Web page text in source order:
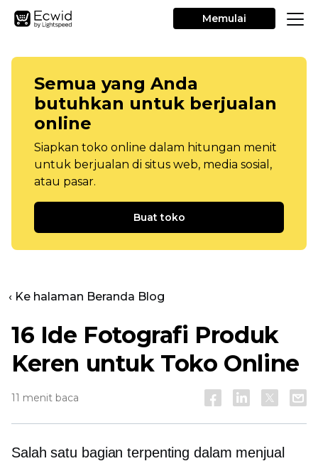
Memulai
Semua yang Anda
butuhkan untuk berjualan
online
Siapkan toko online dalam hitungan menit
untuk berjualan di situs web, media sosial,
atau pasar.
Buat toko
‹ Ke halaman Beranda Blog
16 Ide Fotografi Produk
Keren untuk Toko Online
11 menit baca
Salah satu bagian terpenting dalam menjual